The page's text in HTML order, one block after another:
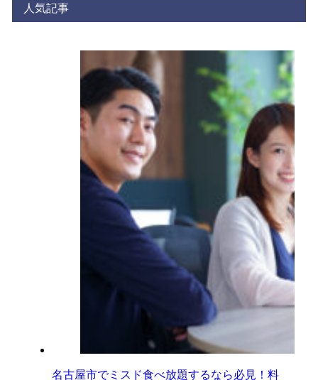
ゴ
リ
人気記事
名古屋市でミスド食べ放題するなら必見！料